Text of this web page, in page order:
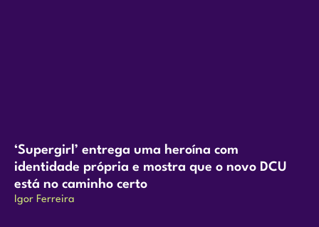
‘Supergirl’ entrega uma heroína com
identidade própria e mostra que o novo DCU
está no caminho certo
Igor Ferreira